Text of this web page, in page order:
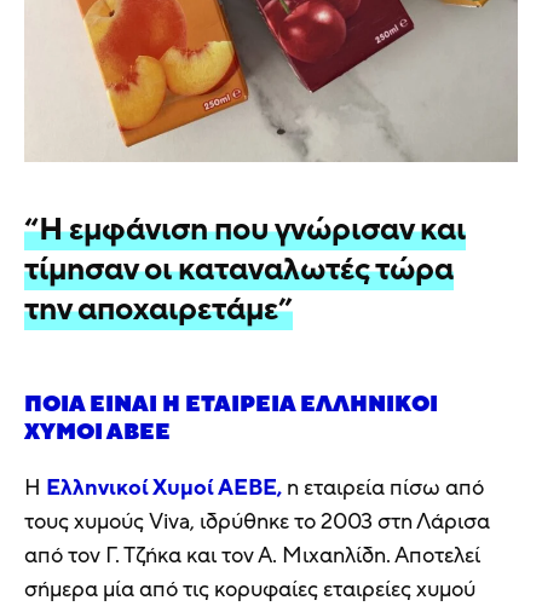
“Η εμφάνιση που γνώρισαν και
τίμησαν οι καταναλωτές τώρα
την αποχαιρετάμε”
ΠΟΙΑ ΕΊΝΑΙ Η ΕΤΑΙΡΕΊΑ ΕΛΛΗΝΙΚΟΊ
ΧΥΜΟΊ ΑΒΕΕ
Η Ελληνικοί Χυμοί ΑΕΒΕ, η εταιρεία πίσω από
τους χυμούς Viva, ιδρύθηκε το 2003 στη Λάρισα
από τον Γ. Τζήκα και τον Α. Μιχαηλίδη. Αποτελεί
σήμερα μία από τις κορυφαίες εταιρείες χυμού